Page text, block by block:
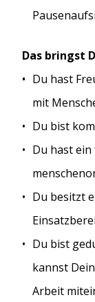
Das bringst
Du hast
mit
Du bist
Du hast
Du besitzt
Du bist
kannst
Arbeit